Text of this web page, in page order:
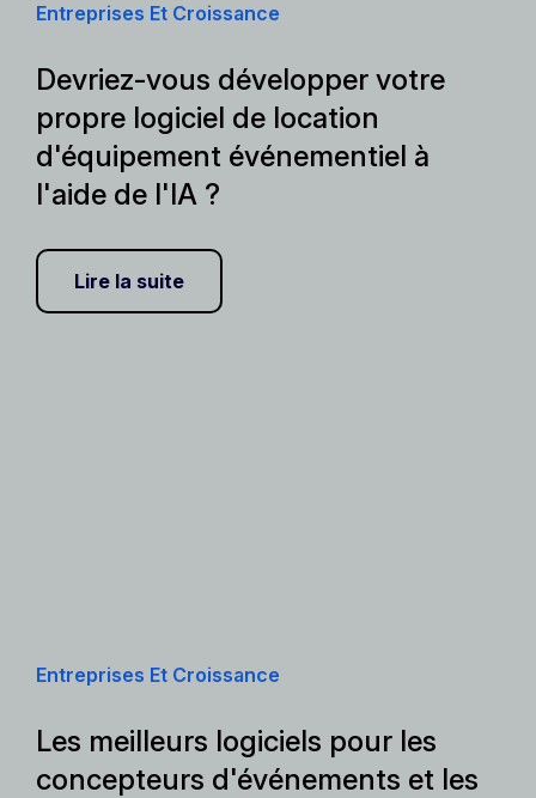
Entreprises Et Croissance
Devriez-vous développer votre
propre logiciel de location
d'équipement événementiel à
l'aide de l'IA ?
Lire la suite
Entreprises Et Croissance
Les meilleurs logiciels pour les
concepteurs d'événements et les